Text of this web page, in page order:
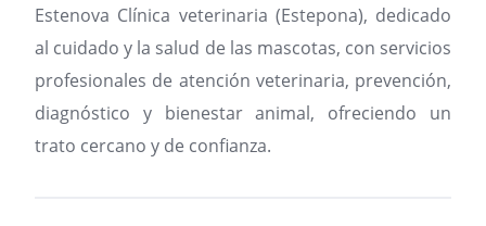
Estenova Clínica veterinaria (Estepona), dedicado
al cuidado y la salud de las mascotas, con servicios
profesionales de atención veterinaria, prevención,
diagnóstico y bienestar animal, ofreciendo un
trato cercano y de confianza.